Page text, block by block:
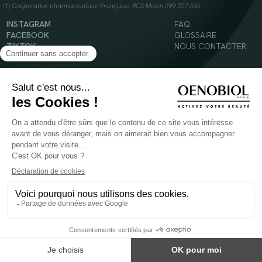
(1) Coopération pharmaceutique Française, RCS Melun 399 227 636
INSTAGRAM
FACEBOOK
TIKTOK
YOUTUBE
FAQ
GLOSSAIRE
NOUS CONTACTER
© 2024 Oenobiol Paris
Mentions légales
Politique en matière de cookies
POUR VOTRE SANTÉ, MANGEZ AU MOINS CINQ FRUITS ET LÉGUMES PAR JOUR -
Les complément alimentaires doivent être utilisés dans le cadre d'un mode de vie sain et
ne pas être utilisés comme substituts d'un régimes alimentaire varié et équilibré.